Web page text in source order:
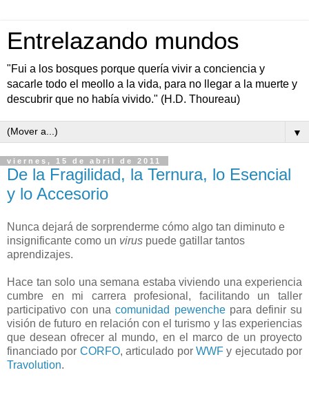
Entrelazando mundos
"Fui a los bosques porque quería vivir a conciencia y
sacarle todo el meollo a la vida, para no llegar a la muerte y
descubrir que no había vivido." (H.D. Thoureau)
▼
viernes, 15 de abril de 2011
De la Fragilidad, la Ternura, lo Esencial
y lo Accesorio
Nunca dejará de sorprenderme cómo algo tan diminuto e
insignificante como un virus puede gatillar tantos
aprendizajes.
Hace tan solo una semana estaba viviendo una experiencia
cumbre en mi carrera profesional, facilitando un taller
participativo con unacomunidad pewenchepara definir su
visión de futuro en relación con el turismo y las experiencias
que desean ofrecer al mundo, en el marco de un proyecto
financiado por CORFO, articulado por WWFy ejecutado por
Travolution.